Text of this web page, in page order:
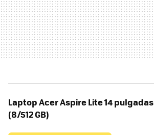
Laptop Acer Aspire Lite 14 pulgadas
(8/512 GB)